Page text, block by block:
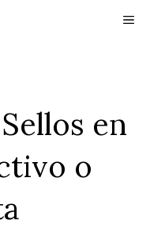
en
o